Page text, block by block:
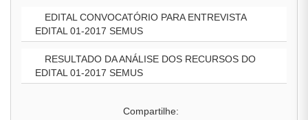
EDITAL CONVOCATÓRIO PARA ENTREVISTA
EDITAL 01-2017 SEMUS
RESULTADO DA ANÁLISE DOS RECURSOS DO
EDITAL 01-2017 SEMUS
Compartilhe: